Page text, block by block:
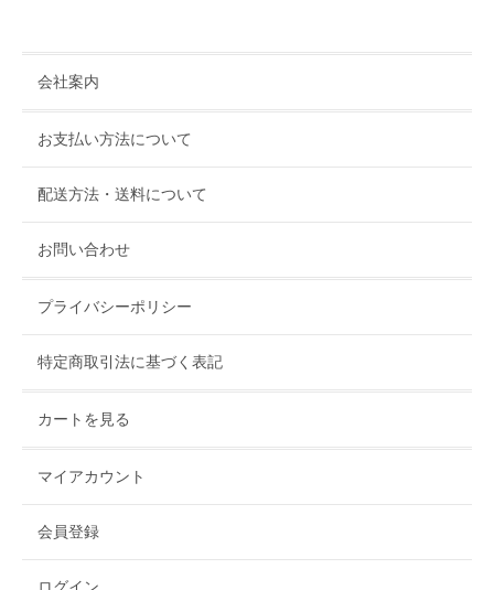
会社案内
お支払い方法について
配送方法・送料について
お問い合わせ
プライバシーポリシー
特定商取引法に基づく表記
カートを見る
マイアカウント
会員登録
ログイン